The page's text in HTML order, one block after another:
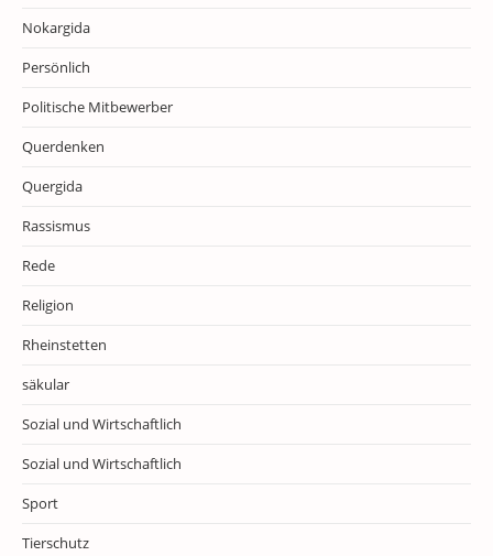
Nokargida
Persönlich
Politische Mitbewerber
Querdenken
Quergida
Rassismus
Rede
Religion
Rheinstetten
säkular
Sozial und Wirtschaftlich
Sozial und Wirtschaftlich
Sport
Tierschutz